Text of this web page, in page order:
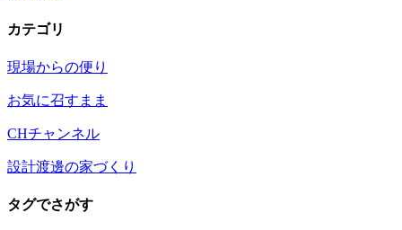
カテゴリ
現場からの便り
お気に召すまま
CHチャンネル
設計渡邊の家づくり
タグでさがす